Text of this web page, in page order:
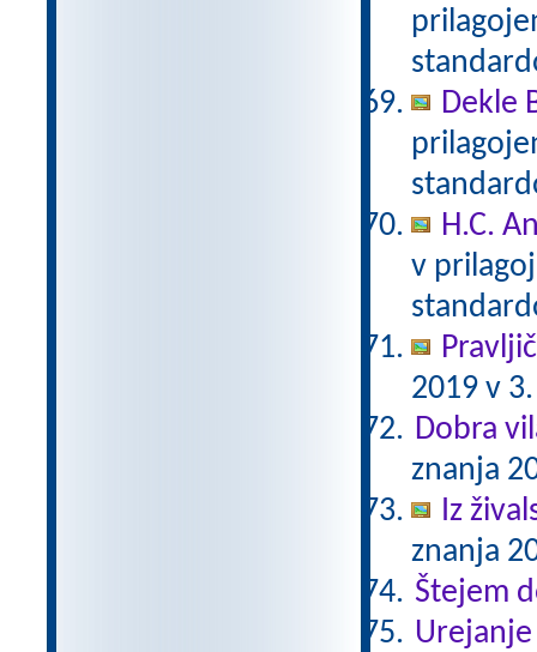
Dekle
H.C.
v
2019 v
Dobra
znanja
Iz
znanja
Štejem